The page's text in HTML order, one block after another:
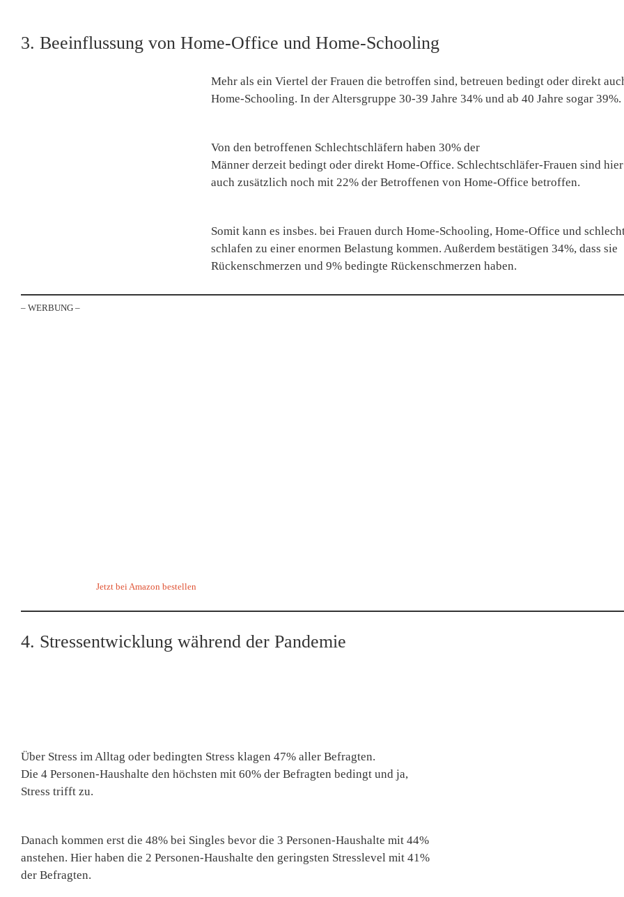
3. Beeinflussung von Home-Office und Home-Schooling
Mehr als ein Viertel der Frauen die betroffen sind, betreuen bedingt oder direkt
Home-Schooling. In der Altersgruppe 30-39 Jahre 34% und ab 40 Jahre sogar 39%.
Von den betroffenen Schlechtschläfern haben 30% der
Männer derzeit bedingt oder direkt Home-Office. Schlechtschläfer-Frauen sind
auch zusätzlich noch mit 22% der Betroffenen von Home-Office betroffen.
Somit kann es insbes. bei Frauen durch Home-Schooling, Home-Office und
schlafen zu einer enormen Belastung kommen. Außerdem bestätigen 34%, dass sie
Rückenschmerzen und 9% bedingte Rückenschmerzen haben.
– WERBUNG –
Jetzt bei Amazon bestellen
4. Stressentwicklung während der Pandemie
Über Stress im Alltag oder bedingten Stress klagen 47% aller Befragten.
Die 4 Personen-Haushalte den höchsten mit 60% der Befragten bedingt und ja,
Stress trifft zu.
Danach kommen erst die 48% bei Singles bevor die 3 Personen-Haushalte mit 44%
anstehen. Hier haben die 2 Personen-Haushalte den geringsten Stresslevel mit 41%
der Befragten.